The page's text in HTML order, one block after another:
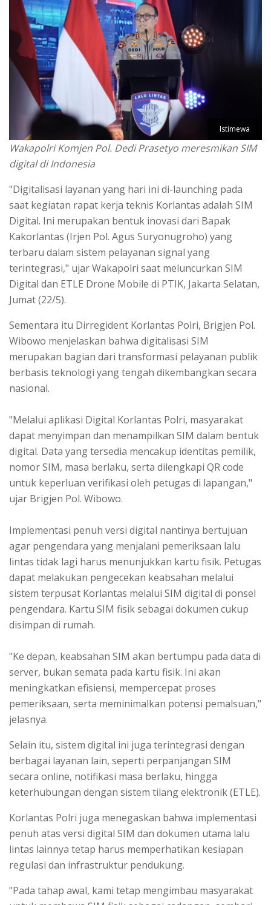
Istimewa
Wakapolri Komjen Pol. Dedi Prasetyo meresmikan SIM
digital di Indonesia
"Digitalisasi layanan yang hari ini di-launching pada
saat kegiatan rapat kerja teknis Korlantas adalah SIM
Digital. Ini merupakan bentuk inovasi dari Bapak
Kakorlantas (Irjen Pol. Agus Suryonugroho) yang
terbaru dalam sistem pelayanan signal yang
terintegrasi," ujar Wakapolri saat meluncurkan SIM
Digital dan ETLE Drone Mobile di PTIK, Jakarta Selatan,
Jumat (22/5).
Sementara itu Dirregident Korlantas Polri, Brigjen Pol.
Wibowo menjelaskan bahwa digitalisasi SIM
merupakan bagian dari transformasi pelayanan publik
berbasis teknologi yang tengah dikembangkan secara
nasional.
"Melalui aplikasi Digital Korlantas Polri, masyarakat
dapat menyimpan dan menampilkan SIM dalam bentuk
digital. Data yang tersedia mencakup identitas pemilik,
nomor SIM, masa berlaku, serta dilengkapi QR code
untuk keperluan verifikasi oleh petugas di lapangan,"
ujar Brigjen Pol. Wibowo.
Implementasi penuh versi digital nantinya bertujuan
agar pengendara yang menjalani pemeriksaan lalu
lintas tidak lagi harus menunjukkan kartu fisik. Petugas
dapat melakukan pengecekan keabsahan melalui
sistem terpusat Korlantas melalui SIM digital di ponsel
pengendara. Kartu SIM fisik sebagai dokumen cukup
disimpan di rumah.
"Ke depan, keabsahan SIM akan bertumpu pada data di
server, bukan semata pada kartu fisik. Ini akan
meningkatkan efisiensi, mempercepat proses
pemeriksaan, serta meminimalkan potensi pemalsuan,"
jelasnya.
Selain itu, sistem digital ini juga terintegrasi dengan
berbagai layanan lain, seperti perpanjangan SIM
secara online, notifikasi masa berlaku, hingga
keterhubungan dengan sistem tilang elektronik (ETLE).
Korlantas Polri juga menegaskan bahwa implementasi
penuh atas versi digital SIM dan dokumen utama lalu
lintas lainnya tetap harus memperhatikan kesiapan
regulasi dan infrastruktur pendukung.
"Pada tahap awal, kami tetap mengimbau masyarakat